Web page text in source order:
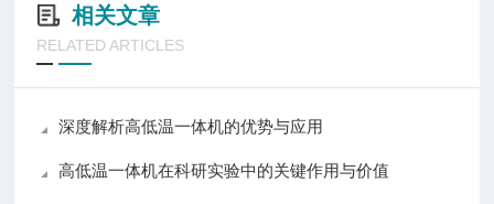
相关文章
RELATED ARTICLES
深度解析高低温一体机的优势与应用
高低温一体机在科研实验中的关键作用与价值